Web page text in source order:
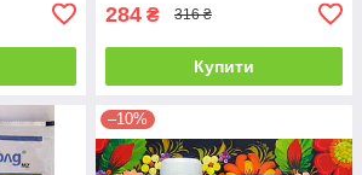
284 ₴ 316 ₴
Купити
–10%